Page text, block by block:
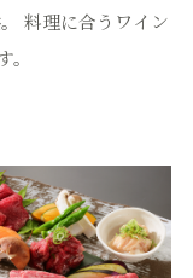
料理に合うワイン